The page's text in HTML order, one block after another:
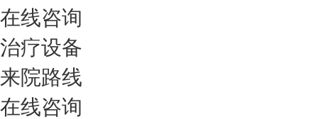
在线咨询
治疗设备
来院路线
在线咨询